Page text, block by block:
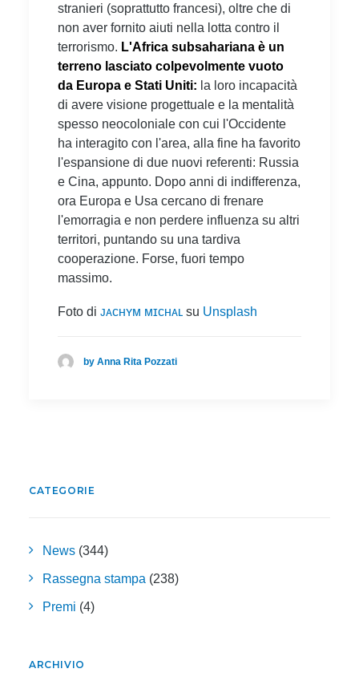
stranieri (soprattutto francesi), oltre che di
non aver fornito aiuti nella lotta contro il
terrorismo. L'Africa subsahariana è un
terreno lasciato colpevolmente vuoto
da Europa e Stati Uniti: la loro incapacità
di avere visione progettuale e la mentalità
spesso neocoloniale con cui l'Occidente
ha interagito con l'area, alla fine ha favorito
l'espansione di due nuovi referenti: Russia
e Cina, appunto. Dopo anni di indifferenza,
ora Europa e Usa cercano di frenare
l'emorragia e non perdere influenza su altri
territori, puntando su una tardiva
cooperazione. Forse, fuori tempo
massimo.
Foto di ᴊᴀᴄʜʏᴍ ᴍɪᴄʜᴀʟ su Unsplash
by Anna Rita Pozzati
CATEGORIE
News (344)
Rassegna stampa (238)
Premi (4)
ARCHIVIO